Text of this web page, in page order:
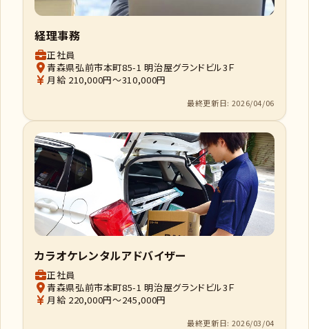
経理事務
正社員
青森県弘前市本町85-1 明治屋グランドビル3Ｆ
月給 210,000円～310,000円
最終更新日: 2026/04/06
カラオケレンタルアドバイザー
正社員
青森県弘前市本町85-1 明治屋グランドビル3Ｆ
月給 220,000円～245,000円
最終更新日: 2026/03/04